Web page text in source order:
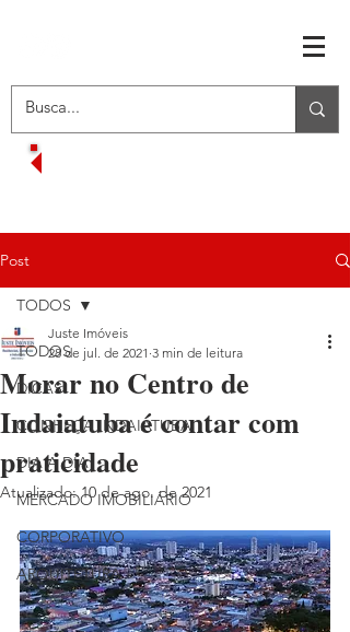
Post
TODOS
DICAS
CONHEÇA INDAIATUBA
DIA A DIA
MERCADO IMOBILIÁRIO
CORPORATIVO
ARQUITETURA
TODOS
Morar no Centro de
Indaiatuba é contar com
praticidade
Juste Imóveis
28 de jul. de 2021 3 min de leitura
Atualizado:10 de ago. de 2021